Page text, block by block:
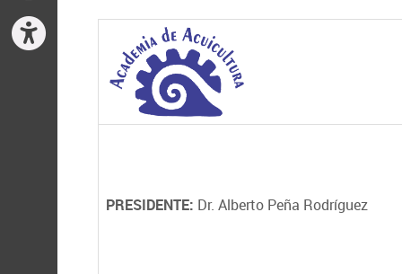
PRESIDENTE: Dr. Alberto Peña Rodríguez